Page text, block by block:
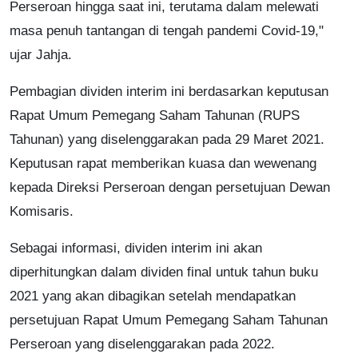
Perseroan hingga saat ini, terutama dalam melewati
masa penuh tantangan di tengah pandemi Covid-19,"
ujar Jahja.
Pembagian dividen interim ini berdasarkan keputusan
Rapat Umum Pemegang Saham Tahunan (RUPS
Tahunan) yang diselenggarakan pada 29 Maret 2021.
Keputusan rapat memberikan kuasa dan wewenang
kepada Direksi Perseroan dengan persetujuan Dewan
Komisaris.
Sebagai informasi, dividen interim ini akan
diperhitungkan dalam dividen final untuk tahun buku
2021 yang akan dibagikan setelah mendapatkan
persetujuan Rapat Umum Pemegang Saham Tahunan
Perseroan yang diselenggarakan pada 2022.